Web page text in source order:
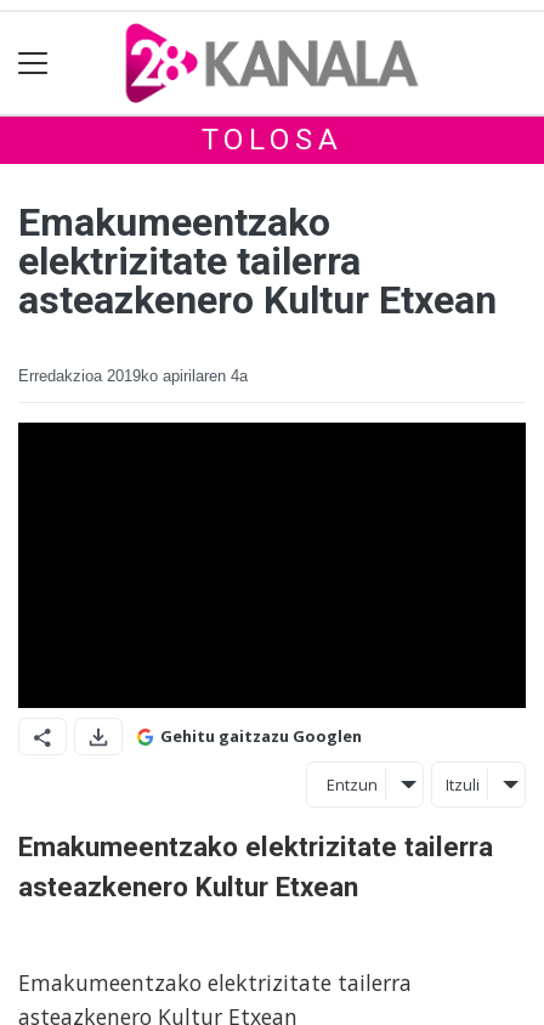
TOLOSA
Emakumeentzako
elektrizitate tailerra
asteazkenero Kultur Etxean
Erredakzioa 2019ko apirilaren 4a
Gehitu gaitzazu Googlen
Entzun Itzuli
Emakumeentzako elektrizitate tailerra
asteazkenero Kultur Etxean
Emakumeentzako elektrizitate tailerra
asteazkenero Kultur Etxean